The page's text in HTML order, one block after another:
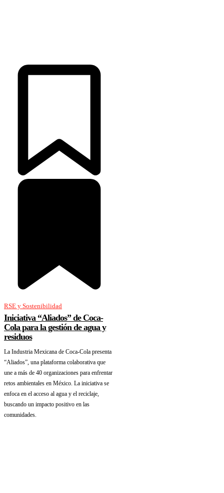
RSE y Sostenibilidad
Iniciativa “Aliados” de Coca-
Cola para la gestión de agua y
residuos
La Industria Mexicana de Coca-Cola presenta
“Aliados”, una plataforma colaborativa que
une a más de 40 organizaciones para enfrentar
retos ambientales en México. La iniciativa se
enfoca en el acceso al agua y el reciclaje,
buscando un impacto positivo en las
comunidades.